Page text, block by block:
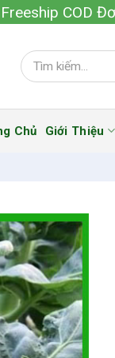
Freeship COD
Chủ Giới Thiệu